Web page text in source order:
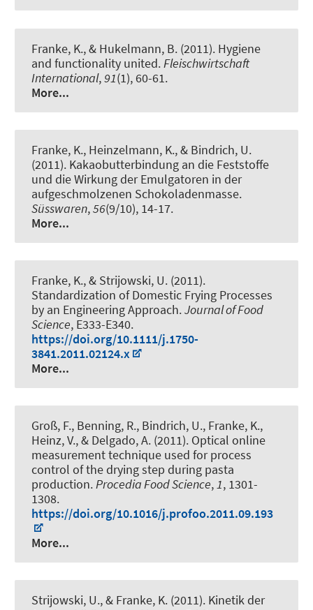
Franke, K., & Hukelmann, B. (2011). Hygiene
and functionality united. Fleischwirtschaft
International,91(1), 60-61.
More...
Franke, K., Heinzelmann, K., & Bindrich, U.
(2011). Kakaobutterbindung an die Feststoffe
und die Wirkung der Emulgatoren in der
aufgeschmolzenen Schokoladenmasse.
Süsswaren,56(9/10), 14-17.
More...
Franke, K., & Strijowski, U. (2011).
Standardization of Domestic Frying Processes
by an Engineering Approach.Journal of Food
Science, E333-E340.
https://doi.org/10.1111/j.1750-
3841.2011.02124.x
More...
Groß, F., Benning, R., Bindrich, U., Franke, K.,
Heinz, V., & Delgado, A. (2011). Optical online
measurement technique used for process
control of the drying step during pasta
production.Procedia Food Science,1, 1301-
1308.
https://doi.org/10.1016/j.profoo.2011.09.193
More...
Strijowski, U., & Franke, K. (2011). Kinetik der